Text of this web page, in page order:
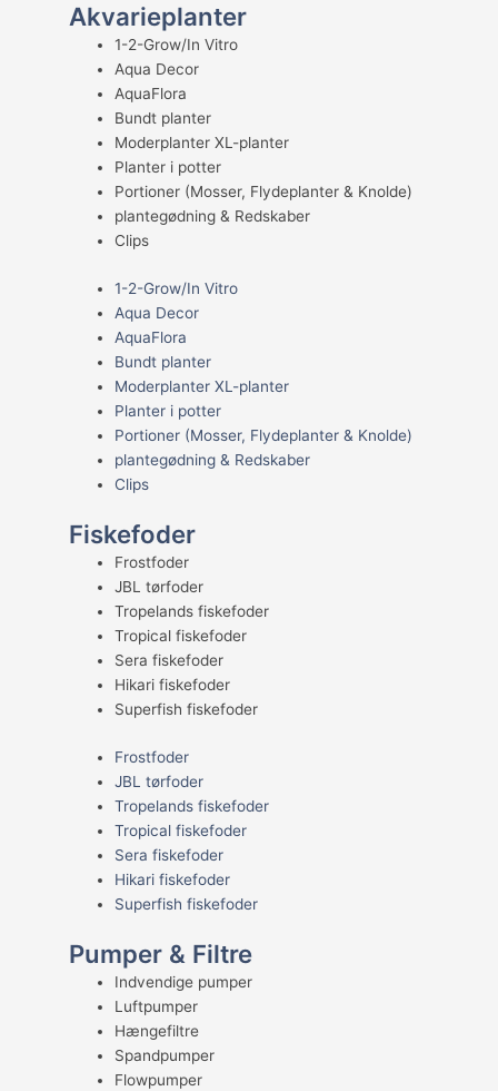
Akvarieplanter
1-2-Grow/In Vitro
Aqua Decor
AquaFlora
Bundt planter
Moderplanter XL-planter
Planter i potter
Portioner (Mosser, Flydeplanter & Knolde)
plantegødning & Redskaber
Clips
1-2-Grow/In Vitro
Aqua Decor
AquaFlora
Bundt planter
Moderplanter XL-planter
Planter i potter
Portioner (Mosser, Flydeplanter & Knolde)
plantegødning & Redskaber
Clips
Fiskefoder
Frostfoder
JBL tørfoder
Tropelands fiskefoder
Tropical fiskefoder
Sera fiskefoder
Hikari fiskefoder
Superfish fiskefoder
Frostfoder
JBL tørfoder
Tropelands fiskefoder
Tropical fiskefoder
Sera fiskefoder
Hikari fiskefoder
Superfish fiskefoder
Pumper & Filtre
Indvendige pumper
Luftpumper
Hængefiltre
Spandpumper
Flowpumper